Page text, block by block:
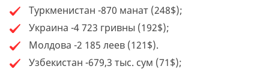
Туркменистан -870 манат (248$);
Украина -4 723 гривны (192$);
Молдова -2 185 леев (121$).
Узбекистан -679,3 тыс. сум (71$);